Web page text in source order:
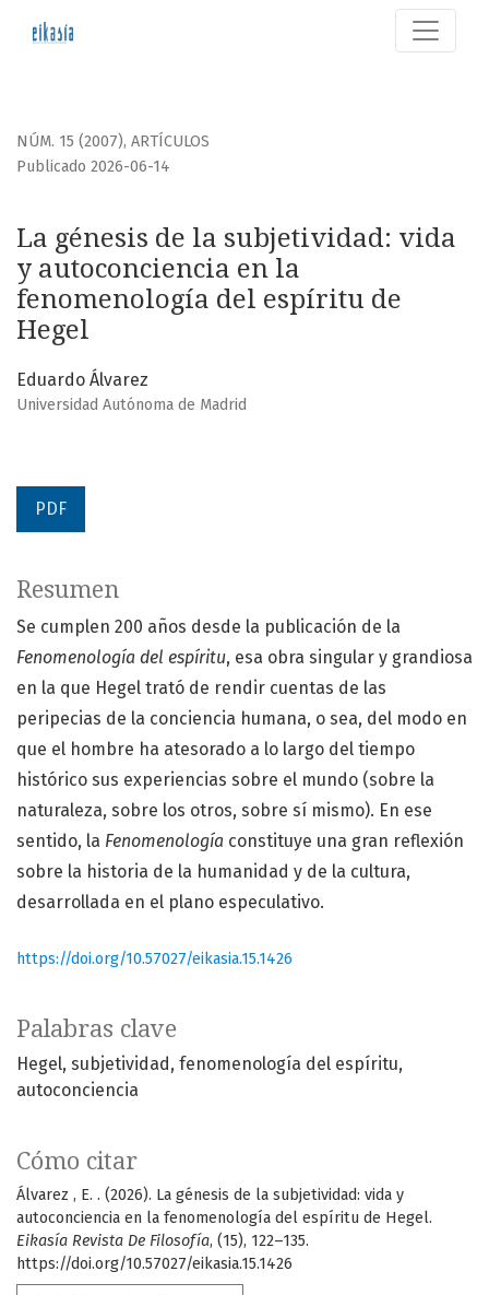
La génesis de la subjetividad: vida y autoconciencia en
NÚM. 15 (2007), ARTÍCULOS
La génesis de la subjetividad: vida
y autoconciencia en la
fenomenología del espíritu de
Hegel
Publicado 2026-06-14
Eduardo Álvarez
Universidad Autónoma de Madrid
PDF
Palabras clave
Hegel subjetividad fenomenología del espíritu
autoconciencia
Cómo citar
Álvarez , E. . (2026). La génesis de la subjetividad: vida y
autoconciencia en la fenomenología del espíritu de Hegel.
Eikasía Revista De Filosofía, (15), 122–135.
https://doi.org/10.57027/eikasia.15.1426
Resumen
Se cumplen 200 años desde la publicación de la
Fenomenología del espíritu, esa obra singular y grandiosa
en la que Hegel trató de rendir cuentas de las
peripecias de la conciencia humana, o sea, del modo en
que el hombre ha atesorado a lo largo del tiempo
histórico sus experiencias sobre el mundo (sobre la
naturaleza, sobre los otros, sobre sí mismo). En ese
sentido, la Fenomenología constituye una gran reflexión
sobre la historia de la humanidad y de la cultura,
desarrollada en el plano especulativo.
https://doi.org/10.57027/eikasia.15.1426